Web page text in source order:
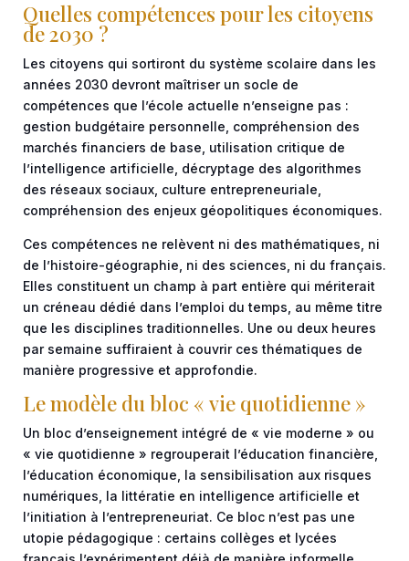
Quelles compétences pour les citoyens
de 2030 ?
Les citoyens qui sortiront du système scolaire dans les
années 2030 devront maîtriser un socle de
compétences que l’école actuelle n’enseigne pas :
gestion budgétaire personnelle, compréhension des
marchés financiers de base, utilisation critique de
l’intelligence artificielle, décryptage des algorithmes
des réseaux sociaux, culture entrepreneuriale,
compréhension des enjeux géopolitiques économiques.
Ces compétences ne relèvent ni des mathématiques, ni
de l’histoire-géographie, ni des sciences, ni du français.
Elles constituent un champ à part entière qui mériterait
un créneau dédié dans l’emploi du temps, au même titre
que les disciplines traditionnelles. Une ou deux heures
par semaine suffiraient à couvrir ces thématiques de
manière progressive et approfondie.
Le modèle du bloc « vie quotidienne »
Un bloc d’enseignement intégré de « vie moderne » ou
« vie quotidienne » regrouperait l’éducation financière,
l’éducation économique, la sensibilisation aux risques
numériques, la littératie en intelligence artificielle et
l’initiation à l’entrepreneuriat. Ce bloc n’est pas une
utopie pédagogique : certains collèges et lycées